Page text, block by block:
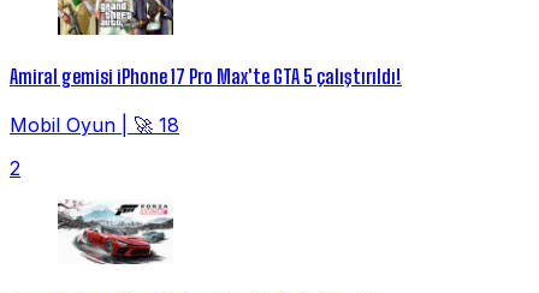
Amiral gemisi iPhone 17 Pro Max'te GTA 5 çalıştırıldı!
Mobil Oyun
🚀 18
2